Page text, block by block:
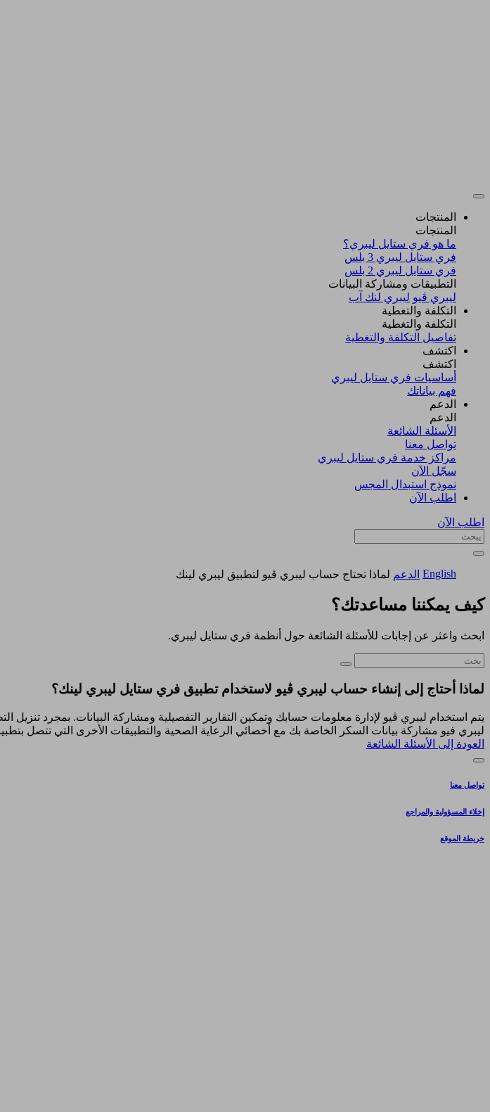
المنتجات
المنتجات
ما هو فري ستايل ليبري؟
فري ستايل ليبري 3 بلس​
فري ستايل ليبري 2 بلس​
التطبيقات ومشاركة البيانات
ليبري ڤيو ليبري لنك آب
التكلفة والتغطية
التكلفة والتغطية
تفاصيل التكلفة والتغطية
اكتشف​
اكتشف​
أساسيات فري ستايل ليبري
فهم بياناتك
الدعم
الدعم
الأسئلة الشائعة
تواصل معنا
مراكز خدمة فري ستايل ليبري
سجّل الآن​
نموذج استبدال المجس
اطلب الآن
اطلب الآن
English الدعم لماذا تحتاج حساب ليبري ڤيو لتطبيق ليبري لينك
كيف يمكننا مساعدتك؟
ابحث واعثر عن إجابات للأسئلة الشائعة حول أنظمة فري ستايل ليبري.
لماذا أحتاج إلى إنشاء حساب ليبري ڤيو لاستخدام تطبيق فري ستايل ليبري لينك؟
يتم استخدام ليبري ڤيو لإدارة معلومات حسابك وتمكين التقارير التفصيلية ومشاركة البيانات. بمجرد
ليبري فيو مشاركة بيانات السكر الخاصة بك مع أخصائي الرعاية الصحية والتطبيقات الأخرى التي تتصل
العودة إلى الأسئلة الشائعة
تواصل معنا
إخلاء المسؤولية والمراجع
خريطة الموقع